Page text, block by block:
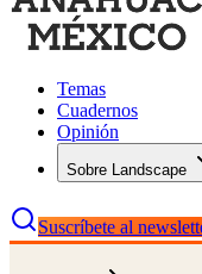
Temas
Cuadernos
Opinión
Sobre Landscape
Suscríbete al